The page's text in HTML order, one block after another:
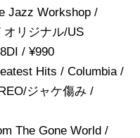
Jazz Workshop /
オリジナル/US
/ ¥990
Hits / Columbia /
ジャケ傷み /
The Gone World /